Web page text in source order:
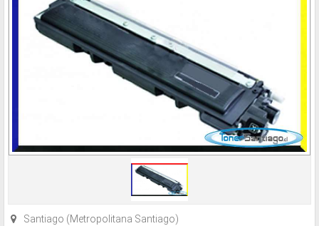
Santiago (Metropolitana Santiago)